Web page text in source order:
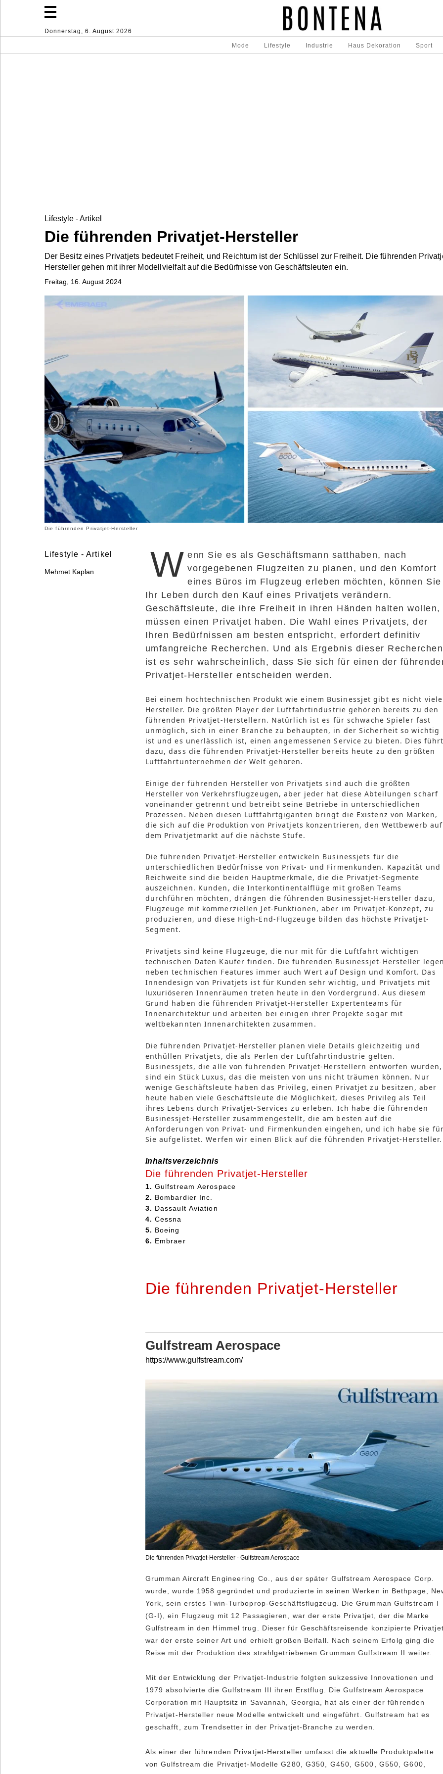
Donnerstag, 6. August 2026
Mode Lifestyle Industrie Haus Dekoration Sport
Industrie
Lifestyle - Artikel
Die führenden Privatjet-Hersteller
Der Besitz eines Privatjets bedeutet Freiheit, und Reichtum ist der Schlüssel zur Freiheit. Die führenden
Hersteller gehen mit ihrer Modellvielfalt auf die Bedürfnisse von Geschäftsleuten ein.
Freitag, 16. August 2024
Die führenden Privatjet-Hersteller
Lifestyle - Artikel
Mehmet Kaplan W enn Sie es als Geschäftsmann satthaben, nach
vorgegebenen Flugzeiten zu planen, und den Komfort
eines Büros im Flugzeug erleben möchten, können Sie
Ihr Leben durch den Kauf eines Privatjets verändern.
Geschäftsleute, die ihre Freiheit in ihren Händen halten wollen,
müssen einen Privatjet haben. Die Wahl eines Privatjets, der
Ihren Bedürfnissen am besten entspricht, erfordert definitiv
umfangreiche Recherchen. Und als Ergebnis dieser Recherchen
ist es sehr wahrscheinlich, dass Sie sich für einen der
Privatjet-Hersteller entscheiden werden.
Bei einem hochtechnischen Produkt wie einem Businessjet gibt es nicht viele
Hersteller. Die größten Player der Luftfahrtindustrie gehören bereits zu den
führenden Privatjet-Herstellern. Natürlich ist es für schwache Spieler fast
unmöglich, sich in einer Branche zu behaupten, in der Sicherheit so wichtig
ist und es unerlässlich ist, einen angemessenen Service zu bieten. Dies
dazu, dass die führenden Privatjet-Hersteller bereits heute zu den größten
Luftfahrtunternehmen der Welt gehören.
Einige der führenden Hersteller von Privatjets sind auch die größten
Hersteller von Verkehrsflugzeugen, aber jeder hat diese Abteilungen scharf
voneinander getrennt und betreibt seine Betriebe in unterschiedlichen
Prozessen. Neben diesen Luftfahrtgiganten bringt die Existenz von Marken,
die sich auf die Produktion von Privatjets konzentrieren, den Wettbewerb auf
dem Privatjetmarkt auf die nächste Stufe.
Die führenden Privatjet-Hersteller entwickeln Businessjets für die
unterschiedlichen Bedürfnisse von Privat- und Firmenkunden. Kapazität und
Reichweite sind die beiden Hauptmerkmale, die die Privatjet-Segmente
auszeichnen. Kunden, die Interkontinentalflüge mit großen Teams
durchführen möchten, drängen die führenden Businessjet-Hersteller dazu,
Flugzeuge mit kommerziellen Jet-Funktionen, aber im Privatjet-Konzept, zu
produzieren, und diese High-End-Flugzeuge bilden das höchste Privatjet-
Segment.
Privatjets sind keine Flugzeuge, die nur mit für die Luftfahrt wichtigen
technischen Daten Käufer finden. Die führenden Businessjet-Hersteller
neben technischen Features immer auch Wert auf Design und Komfort. Das
Innendesign von Privatjets ist für Kunden sehr wichtig, und Privatjets mit
luxuriöseren Innenräumen treten heute in den Vordergrund. Aus diesem
Grund haben die führenden Privatjet-Hersteller Expertenteams für
Innenarchitektur und arbeiten bei einigen ihrer Projekte sogar mit
weltbekannten Innenarchitekten zusammen.
Die führenden Privatjet-Hersteller planen viele Details gleichzeitig und
enthüllen Privatjets, die als Perlen der Luftfahrtindustrie gelten.
Businessjets, die alle von führenden Privatjet-Herstellern entworfen wurden,
sind ein Stück Luxus, das die meisten von uns nicht träumen können. Nur
wenige Geschäftsleute haben das Privileg, einen Privatjet zu besitzen, aber
heute haben viele Geschäftsleute die Möglichkeit, dieses Privileg als Teil
ihres Lebens durch Privatjet-Services zu erleben. Ich habe die führenden
Businessjet-Hersteller zusammengestellt, die am besten auf die
Anforderungen von Privat- und Firmenkunden eingehen, und ich habe sie
Sie aufgelistet. Werfen wir einen Blick auf die führenden Privatjet-Hersteller.
Inhaltsverzeichnis
Die führenden Privatjet-Hersteller
1. Gulfstream Aerospace
2. Bombardier Inc.
3. Dassault Aviation
4. Cessna
5. Boeing
6. Embraer
Die führenden Privatjet-Hersteller
Gulfstream Aerospace
https://www.gulfstream.com/
Die führenden Privatjet-Hersteller - Gulfstream Aerospace
Grumman Aircraft Engineering Co., aus der später Gulfstream Aerospace Corp.
wurde, wurde 1958 gegründet und produzierte in seinen Werken in Bethpage,
York, sein erstes Twin-Turboprop-Geschäftsflugzeug. Die Grumman Gulfstream I
(G-I), ein Flugzeug mit 12 Passagieren, war der erste Privatjet, der die Marke
Gulfstream in den Himmel trug. Dieser für Geschäftsreisende konzipierte
war der erste seiner Art und erhielt großen Beifall. Nach seinem Erfolg ging die
Reise mit der Produktion des strahlgetriebenen Grumman Gulfstream II weiter.
Mit der Entwicklung der Privatjet-Industrie folgten sukzessive Innovationen und
1979 absolvierte die Gulfstream III ihren Erstflug. Die Gulfstream Aerospace
Corporation mit Hauptsitz in Savannah, Georgia, hat als einer der führenden
Privatjet-Hersteller neue Modelle entwickelt und eingeführt. Gulfstream hat es
geschafft, zum Trendsetter in der Privatjet-Branche zu werden.
Als einer der führenden Privatjet-Hersteller umfasst die aktuelle Produktpalette
von Gulfstream die Privatjet-Modelle G280, G350, G450, G500, G550, G600,